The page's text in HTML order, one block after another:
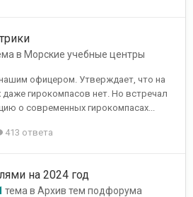
в Морские учебные центры
офицером. Утверждает, что на
гирокомпасов нет. Но встречал
о современных гирокомпасах...
413 ответа
на 2024 год
тема в Архив тем подфорума